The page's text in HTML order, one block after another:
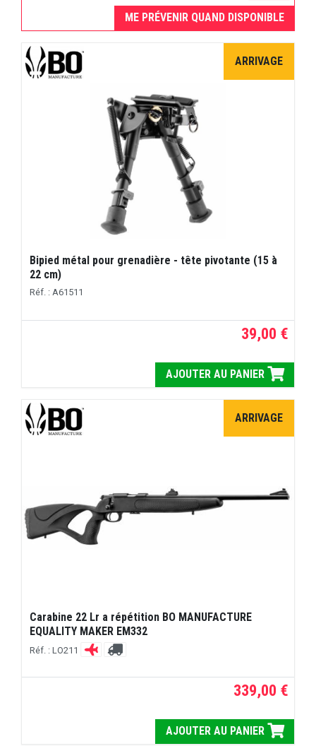
ME PRÉVENIR QUAND DISPONIBLE
ARRIVAGE
Bipied métal pour grenadière - tête pivotante (15 à
22 cm)
Réf. : A61511
39,00 €
AJOUTER AU PANIER
ARRIVAGE
Carabine 22 Lr a répétition BO MANUFACTURE
EQUALITY MAKER EM332
Réf. : LO211
339,00 €
AJOUTER AU PANIER